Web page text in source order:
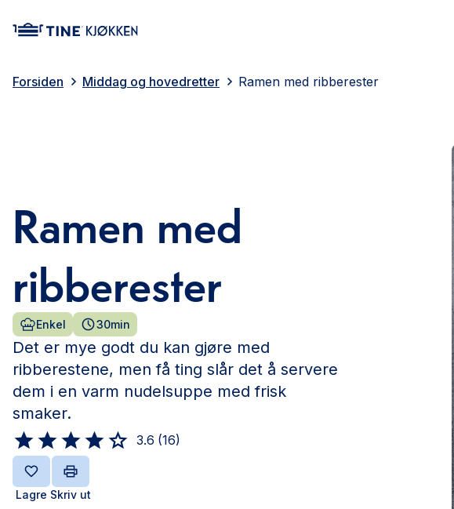
Forsiden Middag og hovedretter Ramen med ribberester
Ramen med
ribberester
Enkel 30min
Det er mye godt du kan gjøre med
ribberestene, men få ting slår det å servere
dem i en varm nudelsuppe med frisk
smaker.
3.6 (16)
Lagre Skriv ut